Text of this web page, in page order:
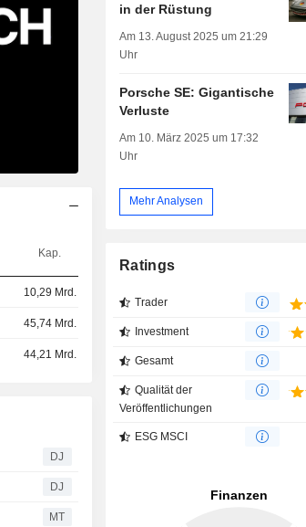
Kap.
10,29 Mrd.
45,74 Mrd.
44,21 Mrd.
DJ
DJ
MT
in der Rüstung
Am 13. August 2025 um 21:29
Uhr
Porsche SE: Gigantische
Verluste
Am 10. März 2025 um 17:32
Uhr
Mehr Analysen
Ratings
Trader
Investment
Gesamt
Qualität der
Veröffentlichungen
ESG MSCI